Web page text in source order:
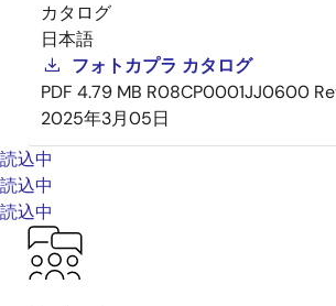
カタログ
日本語
フォトカプラ カタログ
PDF 4.79 MB R08CP0001JJ0600
2025年3月05日
読込中
読込中
読込中